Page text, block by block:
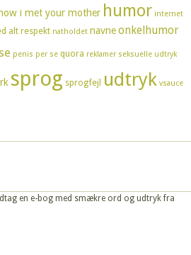
how i met your mother humor internet
alt respekt natholdet navneonkelhumor
penis per se quora reklamer seksuelle udtryk
sprog sprogfejl udtryk vsauce
en e-bog med smækre ord og udtryk fra